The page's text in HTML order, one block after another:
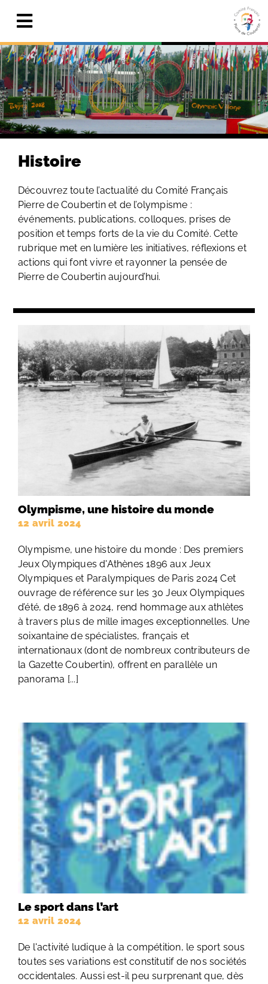
contentToggle
Navigation
Actualités
Le Comité
Pierre de Coubertin
Adhérer & faire un don
Search
for:
Histoire
Découvrez toute l’actualité du Comité Français
Pierre de Coubertin et de l’olympisme :
événements, publications, colloques, prises de
position et temps forts de la vie du Comité. Cette
rubrique met en lumière les initiatives, réflexions et
actions qui font vivre et rayonner la pensée de
Pierre de Coubertin aujourd’hui.
Olympisme, une histoire du monde
12 avril 2024
Olympisme, une histoire du monde : Des premiers
Jeux Olympiques d'Athènes 1896 aux Jeux
Olympiques et Paralympiques de Paris 2024 Cet
ouvrage de référence sur les 30 Jeux Olympiques
d’été, de 1896 à 2024, rend hommage aux athlètes
à travers plus de mille images exceptionnelles. Une
soixantaine de spécialistes, français et
internationaux (dont de nombreux contributeurs de
la Gazette Coubertin), offrent en parallèle un
panorama [...]
Le sport dans l’art
12 avril 2024
De l'activité ludique à la compétition, le sport sous
toutes ses variations est constitutif de nos sociétés
occidentales. Aussi est-il peu surprenant que, dès